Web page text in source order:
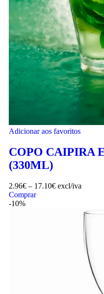
Adicionar aos favoritos
COPO CAIPIRA
(330ML)
2.96€ – 17.10€ excl/iva
Comprar
-10%